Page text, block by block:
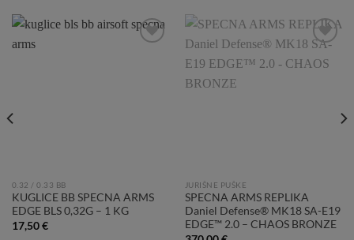
0.32 / 0.33 BB
KUGLICE BB SPECNA ARMS
EDGE BLS 0,32G – 1 KG
17,50€
Wishlist
JURIŠNE PUŠKE
SPECNA ARMS REPLIKA
Daniel Defense® MK18 SA-E19
EDGE™ 2.0 – CHAOS BRONZE